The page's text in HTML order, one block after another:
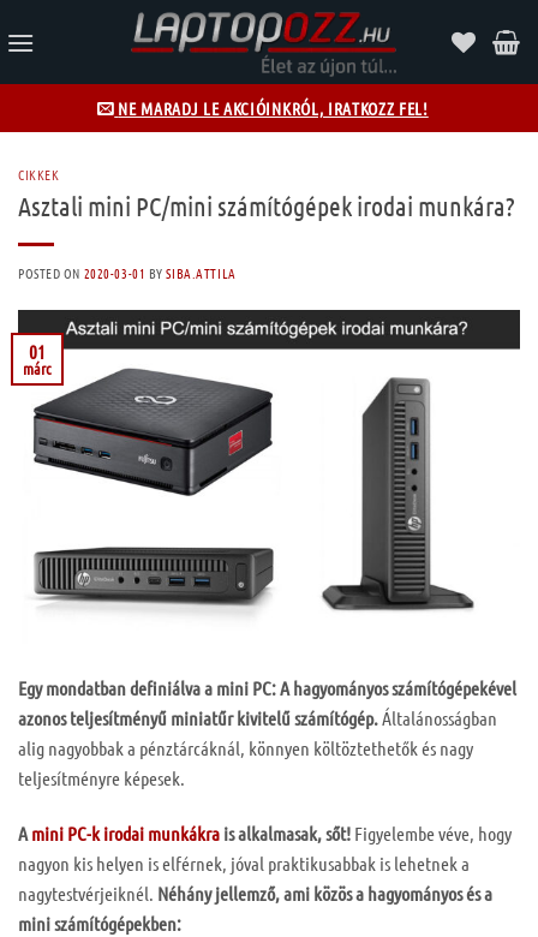
to
NE MARADJ LE AKCIÓINKRÓL, IRATKOZZ FEL!
CIKKEK
Asztali mini PC/mini számítógépek irodai munkára?
POSTED ON 2020-03-01 BYSIBA.ATTILA
01
márc
Egy mondatban definiálva a mini PC: A hagyományos számítógépekével
azonos teljesítményű miniatűr kivitelű számítógép.Általánosságban
alig nagyobbak a pénztárcáknál, könnyen költöztethetők és nagy
teljesítményre képesek.
A mini PC-k irodai munkákra is alkalmasak, sőt! Figyelembe véve, hogy
nagyon kis helyen is elférnek, jóval praktikusabbak is lehetnek a
nagytestvérjeiknél. Néhány jellemző, ami közös a hagyományos és a
mini számítógépekben: